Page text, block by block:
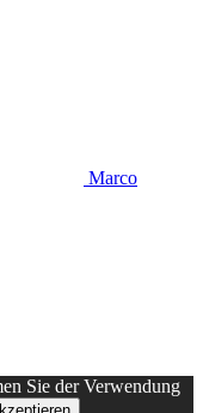
Marco
Sie der Verwendung